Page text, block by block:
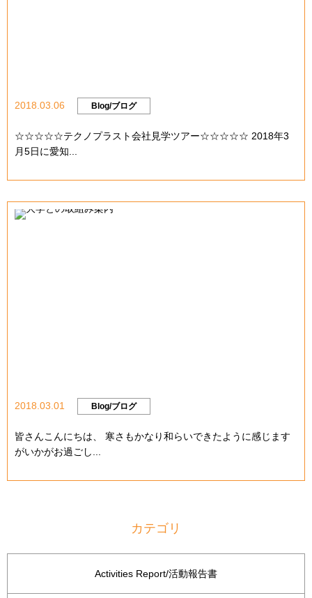
2018.03.06 Blog/ブログ
☆☆☆☆☆テクノプラスト会社見学ツアー☆☆☆☆☆ 2018年3
月5日に愛知...
2018.03.01 Blog/ブログ
皆さんこんにちは、 寒さもかなり和らいできたように感じます
がいかがお過ごし...
カテゴリ
Activities Report/活動報告書